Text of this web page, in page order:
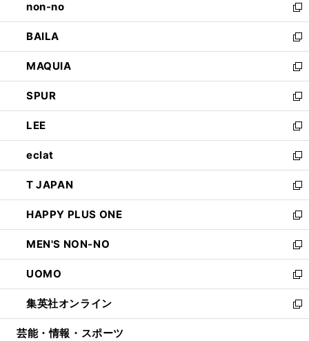
く
で
開
く
い
ウ
ィ
ン
ド
ウ
で
開
く
non-no
新
し
い
ウ
ィ
ン
ド
ウ
で
開
く
BAILA
新
し
い
ウ
ィ
ン
ド
ウ
で
開
く
MAQUIA
新
し
い
ウ
ィ
ン
ド
ウ
で
開
く
SPUR
新
し
い
ウ
ィ
ン
ド
ウ
で
開
く
LEE
新
し
い
ウ
ィ
ン
ド
ウ
で
開
く
eclat
新
し
い
ウ
ィ
ン
ド
ウ
で
開
く
T JAPAN
新
し
い
ウ
ィ
ン
ド
ウ
で
開
HAPPY PLUS ONE
新
し
い
ウ
ィ
ン
ド
ウ
MEN'S NON-NO
新
し
い
ウ
ィ
ン
UOMO
新
し
い
ウ
集英社オンライン
新
し
芸能・情報・スポーツ